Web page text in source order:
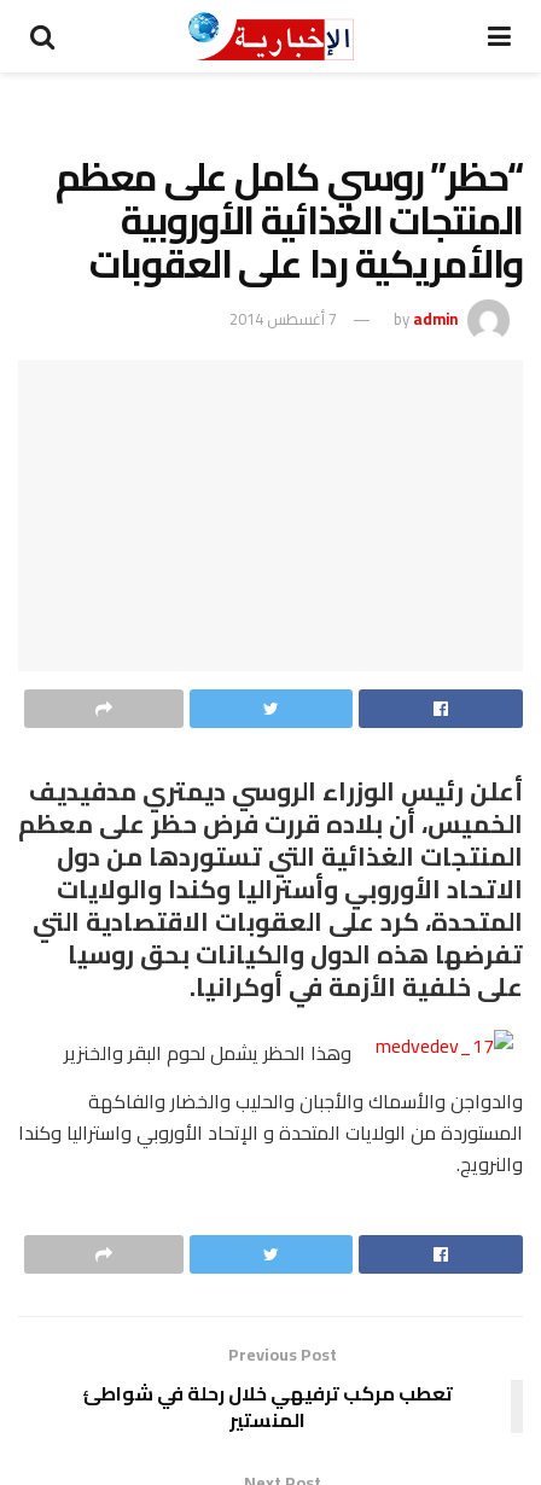
“حظر” روسي كامل على معظم
المنتجات الغذائية الأوروبية
والأمريكية ردا على العقوبات
byadmin 7 أغسطس 2014
أعلن رئيس الوزراء الروسي ديمتري مدفيديف
الخميس، أن بلاده قررت فرض حظر على معظم
المنتجات الغذائية التي تستوردها من دول
الاتحاد الأوروبي وأستراليا وكندا والولايات
المتحدة، كرد على العقوبات الاقتصادية التي
تفرضها هذه الدول والكيانات بحق روسيا
على خلفية الأزمة في أوكرانيا.
وهذا الحظر يشمل لحوم البقر والخنزير
والدواجن والأسماك والأجبان والحليب والخضار والفاكهة
المستوردة من الولايات المتحدة و الإتحاد الأوروبي واستراليا وكندا
والنرويج.
Previous Post
تعطب مركب ترفيهي خلال رحلة في شواطئ
المنستير